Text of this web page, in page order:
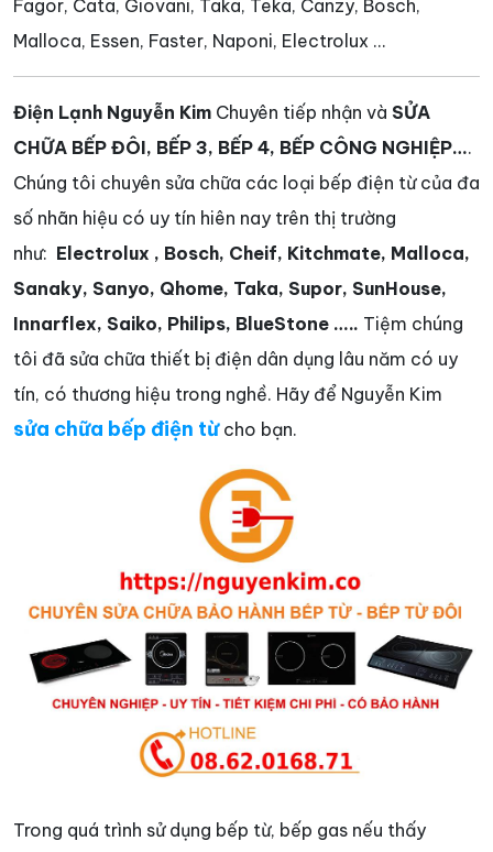
Fagor, Cata, Giovani, Taka, Teka, Canzy, Bosch,
Malloca, Essen, Faster, Naponi, Electrolux ...
Điện Lạnh Nguyễn Kim Chuyên tiếp nhận và SỬA
CHỮA BẾP ĐÔI, BẾP 3, BẾP 4, BẾP CÔNG NGHIỆP….
Chúng tôi chuyên sửa chữa các loại bếp điện từ của đa
số nhãn hiệu có uy tín hiên nay trên thị trường
như: Electrolux , Bosch, Cheif, Kitchmate, Malloca,
Sanaky, Sanyo, Qhome, Taka, Supor, SunHouse,
Innarflex, Saiko, Philips, BlueStone ….. Tiệm chúng
tôi đã sửa chữa thiết bị điện dân dụng lâu năm có uy
tín, có thương hiệu trong nghề. Hãy để Nguyễn Kim
sửa chữa bếp điện từcho bạn.
Trong quá trình sử dụng bếp từ, bếp gas nếu thấy